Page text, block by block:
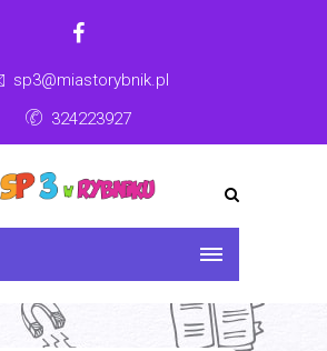
sp3@miastorybnik.pl
324223927